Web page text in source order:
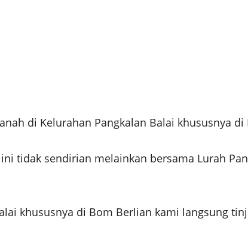
di Kelurahan Pangkalan Balai khususnya
tidak sendirian melainkan bersama Lurah
khususnya di Bom Berlian kami langsung